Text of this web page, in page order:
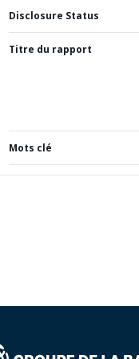
Disclosure Status
Titre du rapport
Mots clé